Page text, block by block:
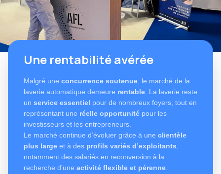
Une rentabilité avérée
Malgré une concurrence soutenue , le marché de la
laverie automatique demeure rentable . La laverie reste
un service essentiel pour de nombreux foyers, tout en
représentant une réelle opportunité pour les
investisseurs et les entrepreneurs.
Le marché continue d’évoluer grâce à une clientèle
plus large et à des profils variés d’exploitants
notamment des salariés en reconversion à la
recherche d’une activité flexible et pérenne